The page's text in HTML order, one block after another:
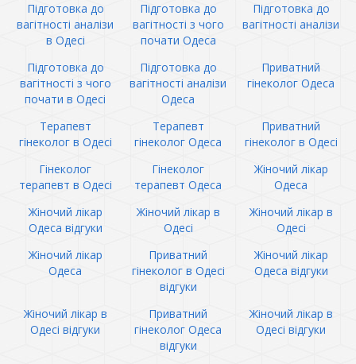
Підготовка до
вагітності аналізи
в Одесі
Підготовка до
вагітності з чого
почати Одеса
Підготовка до
вагітності аналізи
Підготовка до
вагітності з чого
почати в Одесі
Підготовка до
вагітності аналізи
Одеса
Приватний
гінеколог Одеса
Терапевт
гінеколог в Одесі
Терапевт
гінеколог Одеса
Приватний
гінеколог в Одесі
Гінеколог
терапевт в Одесі
Гінеколог
терапевт Одеса
Жіночий лікар
Одеса
Жіночий лікар
Одеса відгуки
Жіночий лікар в
Одесі
Жіночий лікар в
Одесі
Жіночий лікар
Одеса
Приватний
гінеколог в Одесі
відгуки
Жіночий лікар
Одеса відгуки
Жіночий лікар в
Одесі відгуки
Приватний
гінеколог Одеса
відгуки
Жіночий лікар в
Одесі відгуки